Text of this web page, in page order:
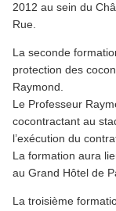
2012 au sein du
Rue.
La seconde
protection des
Raymond.
Le Professeur
cocontractant au
l’exécution du
La formation aura
au Grand Hôtel de
La troisième